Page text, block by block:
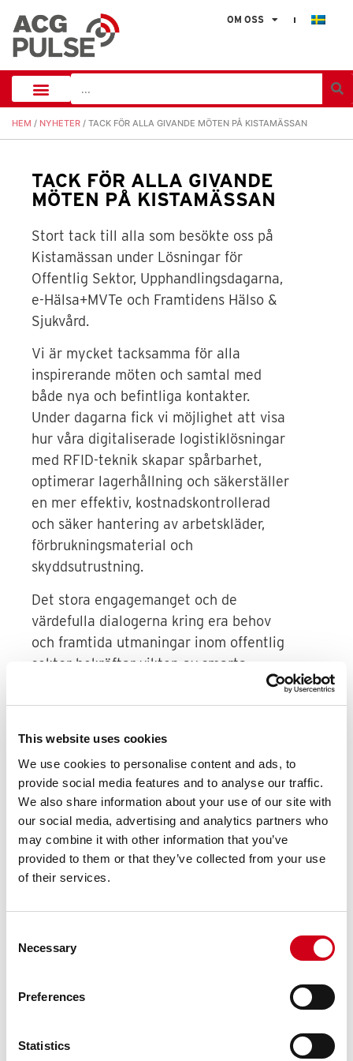
This website uses cookies
We use cookies to personalise content and ads, to
provide social media features and to analyse our traffic.
We also share information about your use of our site with
our social media, advertising and analytics partners who
may combine it with other information that you’ve
provided to them or that they’ve collected from your use
of their services.
Selection
Necessary
Preferences
Statistics
OM OSS
HEM / NYHETER / TACK FÖR ALLA GIVANDE MÖTEN PÅ KISTAMÄSSAN
TACK FÖR ALLA GIVANDE
MÖTEN PÅ KISTAMÄSSAN
Stort tack till alla som besökte oss på
Kistamässan under Lösningar för
Offentlig Sektor, Upphandlingsdagarna,
e-Hälsa+MVTe och Framtidens Hälso &
Sjukvård.
Vi är mycket tacksamma för alla
inspirerande möten och samtal med
både nya och befintliga kontakter.
Under dagarna fick vi möjlighet att visa
hur våra digitaliserade logistiklösningar
med RFID-teknik skapar spårbarhet,
optimerar lagerhållning och säkerställer
en mer effektiv, kostnadskontrollerad
och säker hantering av arbetskläder,
förbrukningsmaterial och
skyddsutrustning.
Det stora engagemanget och de
värdefulla dialogerna kring era behov
och framtida utmaningar inom offentlig
sektor bekräftar vikten av smarta,
dialogen? Kontakta oss gärna så bokar
vi ett möte.
Kontakta oss